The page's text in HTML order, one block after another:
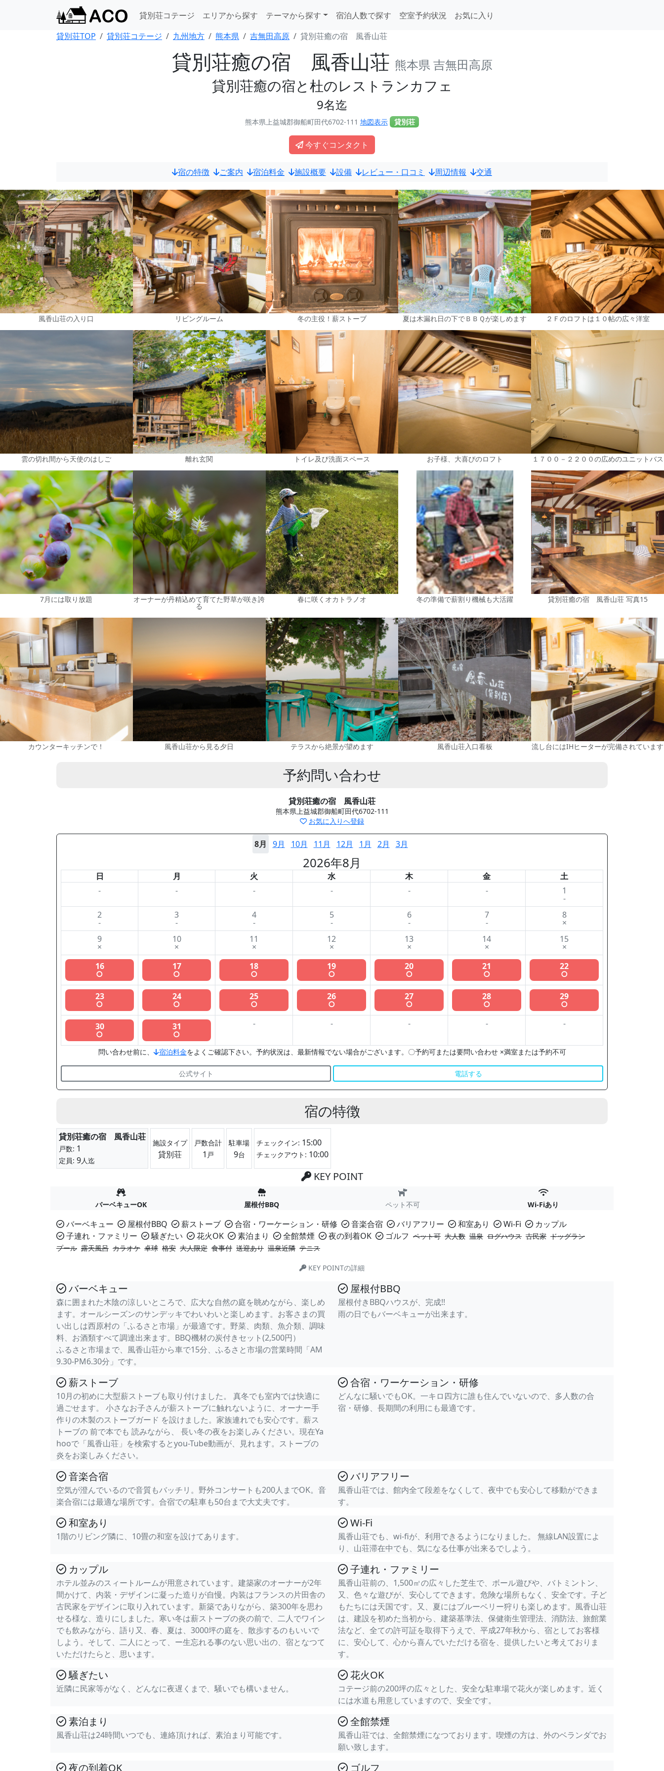
貸別荘コテージ エリアから探す テーマから探す 宿泊人数で探す 空室予約状況
お気に入り
貸別荘TOP
貸別荘コテージ 九州地方 熊本県 吉無田高原 貸別荘癒の宿 風香山荘
貸別荘癒の宿 風香山荘 熊本県 吉無田高原
貸別荘癒の宿と杜のレストランカフェ
9名迄
熊本県上益城郡御船町田代6702-111 地図表示 貸別荘
今すぐコンタクト
宿の特徴 ご案内 宿泊料金 施設概要 設備 レビュー・口コミ 周辺情報 交通
風香山荘の入り口 リビングルーム 冬の主役！薪ストーブ 夏は木漏れ日の下でＢＢＱが楽しめます ２Ｆのロフトは１０帖の広々洋室
雲の切れ間から天使のはしご 離れ玄関 トイレ及び洗面スペース お子様、大喜びのロフト １７００－２２００の広めのユニットバス
7月には取り放題 オーナーが丹精込めて育てた野草が咲き誇
る
春に咲くオカトラノオ 冬の準備で薪割り機械も大活躍 貸別荘癒の宿 風香山荘 写真15
カウンターキッチンで！ 風香山荘から見る夕日 テラスから絶景が望めます 風香山荘入口看板 流し台にはIHヒーターが完備されています
予約問い合わせ
貸別荘癒の宿 風香山荘
熊本県上益城郡御船町田代6702-111
お気に入りへ登録
8月 9月 10月 11月 12月 1月 2月 3月
2026年8月
日 月 火 水 木 金
土
-
- - - - - 1
-
2
-
3
-
4
-
5
-
6
-
7
-
8
×
9
×
10
×
11
×
12
×
13
×
14
×
15
×
16
○
17
○
18
○
19
○
20
○
21
○
22
○
23
○
24
○
25
○
26
○
27
○
28
○
29
○
30
○
31
○
- - - - -
問い合わせ前に、 宿泊料金をよくご確認下さい。予約状況は、最新情報でない場合がございます。〇予約可または要問い合わせ ×満室または予約不可
公式サイト 電話する
宿の特徴
貸別荘癒の宿 風香山荘
戸数: 1
定員: 9人迄
施設タイプ
貸別荘
戸数合計
1 戸
駐車場
9台
チェックイン: 15:00
チェックアウト: 10:00
KEY POINT
バーベキューOK 屋根付BBQ ペット不可 Wi-Fiあり
バーベキュー 屋根付BBQ 薪ストーブ 合宿・ワーケーション・研修 音楽合宿 バリアフリー 和室あり Wi-Fi
カップル
子連れ・ファミリー
騒ぎたい 花火OK 素泊まり 全館禁煙 夜の到着OK ゴルフ ペット可 大人数 温泉 ログハウス 古民家 ドッグラン
プール 露天風呂 カラオケ 卓球 格安 大人限定 食事付 送迎あり 温泉近隣 テニス
KEY POINTの詳細
バーベキュー
森に囲まれた木陰の涼しいところで、広大な自然の庭を眺めながら、楽しめ
ます。オールシーズンのサンデッキでわいわいと楽しめます。お客さまの買
い出しは西原村の「ふるさと市場」が最適です。野菜、肉類、魚介類、調味
料、お酒類すべて調達出来ます。BBQ機材の炭付きセット(2,500円）
ふるさと市場まで、風香山荘から車で15分、ふるさと市場の営業時間「AM
9.30-PM6.30分」です。
屋根付BBQ
屋根付きBBQハウスが、完成!!
雨の日でもバーベキューが出来ます。
薪ストーブ
10月の初めに大型薪ストーブも取り付けました。 真冬でも室内では快適に
過ごせます。 小さなお子さんが薪ストーブに触れないように、オーナー手
作りの木製のストーブガード を設けました。家族連れでも安心です。薪ス
トーブの 前で本でも 読みながら、 長い冬の夜をお楽しみください。現在Ya
hooで「風香山荘」を検索するとyou-Tube動画が、見れます。ストーブの
炎をお楽しみください。
合宿・ワーケーション・研修
どんなに騒いでもOK。一キロ四方に誰も住んでいないので、多人数の合
宿・研修、長期間の利用にも最適です。
音楽合宿
空気が澄んでいるので音質もバッチリ。野外コンサートも200人までOK。音
楽合宿には最適な場所です。合宿での駐車も50台まで大丈夫です。
バリアフリー
風香山荘では、館内全て段差をなくして、夜中でも安心して移動ができま
す。
和室あり
1階のリビング隣に、10畳の和室を設けてあります。
Wi-Fi
風香山荘でも、wi-fiが、利用できるようになりました。 無線LAN設置によ
り、山荘滞在中でも、気になる仕事が出来るでしよう。
カップル
ホテル並みのスィートルームが用意されています。建築家のオーナーが2年
間かけて、内装・デザインに凝った造りが自慢。内装はフランスの片田舎の
古民家をデザインに取り入れています。新築でありながら、築300年を思わ
せる様な、造りにしました。寒い冬は薪ストーブの炎の前で、二人でワイン
でも飲みながら、語り又、春、夏は、3000坪の庭を、散歩するのもいいで
しよう。そして、二人にとって、ー生忘れる事のない思い出の、宿となつて
いただけたらと、思います。
子連れ・ファミリー
風香山荘前の、1,500㎡の広々した芝生で、ボール遊びや、バトミントン、
又、色々な遊びが、安心してできます。危険な場所もなく、安全です。子ど
もたちには天国です。又、夏にはブルーベリー狩りも楽しめます。風香山荘
は、建設を初めた当初から、建築基準法、保健衛生管理法、消防法、旅館業
法など、全ての許可証を取得下うえで、平成27年秋から、宿としてお客様
に、安心して、心から喜んでいただける宿を、提供したいと考えておりま
す。
騒ぎたい
近隣に民家等がなく、どんなに夜遅くまで、騒いでも構いません。
花火OK
コテージ前の200坪の広々とした、安全な駐車場で花火が楽しめます。近く
には水道も用意していますので、安全です。
素泊まり
風香山荘は24時間いつでも、連絡頂ければ、素泊まり可能です。
全館禁煙
風香山荘では、全館禁煙になつております。喫煙の方は、外のベランダでお
願い致します。
夜の到着OK ゴルフ